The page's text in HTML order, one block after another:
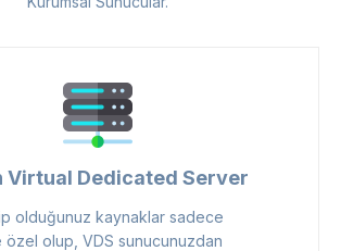
Virtual Dedicated Server
olduğunuz kaynaklar sadece
özel olup, VDS sunucunuzdan